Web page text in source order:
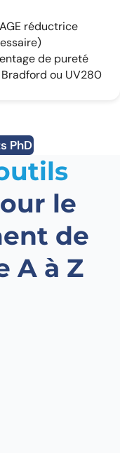
réductrice
de pureté
ou UV280
PhD
le
de
A à Z